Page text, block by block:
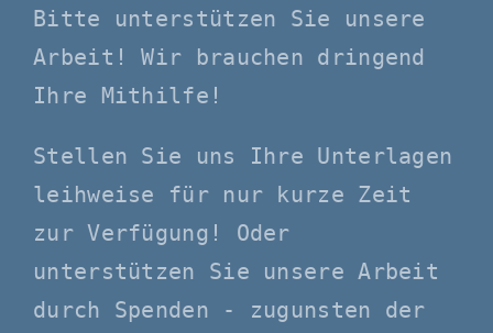
Bitte unterstützen Sie unsere
Arbeit! Wir brauchen dringend
Ihre Mithilfe!
Stellen Sie uns Ihre Unterlagen
leihweise für nur kurze Zeit
zur Verfügung! Oder
unterstützen Sie unsere Arbeit
durch Spenden - zugunsten der